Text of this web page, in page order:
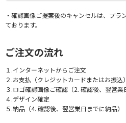
・確認画像ご提案後のキャンセルは、プラ
ております。
ご注文の流れ
１.インターネットからご注文
２.お支払（クレジットカードまたはお振込）
３.ロゴ確認画像ご確認（2. 確認後、翌営業
４.デザイン確定
５.納品（4. 確認後、翌営業日までに納品）